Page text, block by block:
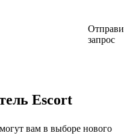
запрос
Escort
вам в выборе нового